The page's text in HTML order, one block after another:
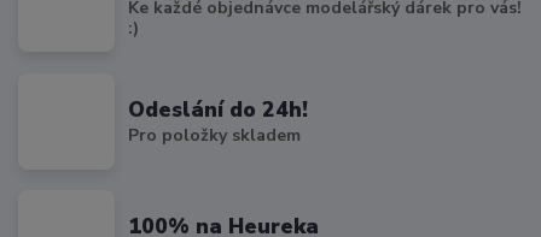
Ke každé objednávce modelářský dárek pro vás!
:)
Odeslání do 24h!
Pro položky skladem
100% na Heureka